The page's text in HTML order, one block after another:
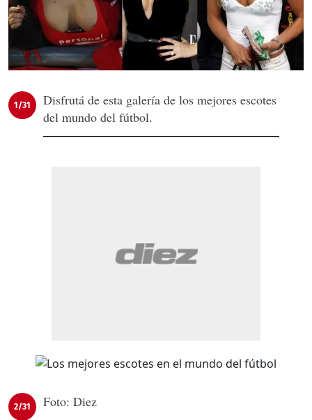
1/31
Disfrutá de esta galería de los mejores escotes
del mundo del fútbol.
2/31 Foto: Diez